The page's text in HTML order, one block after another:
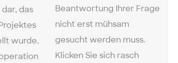
das
wurde.
Beantwortung Ihrer Frage
nicht erst mühsam
gesucht werden muss.
Klicken Sie sich rasch